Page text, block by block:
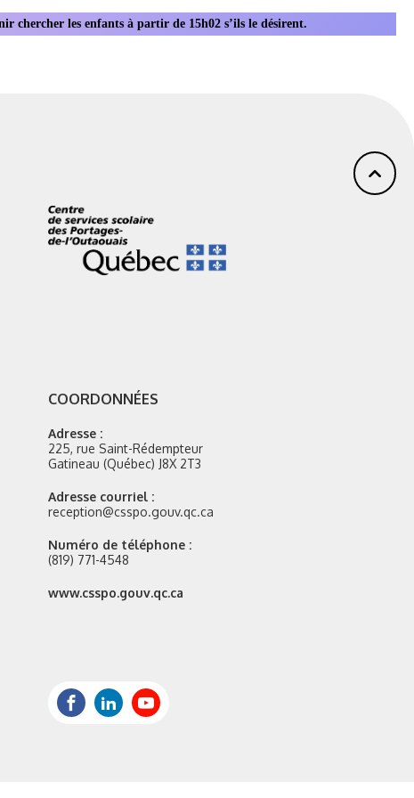
chercher les enfants à partir de 15h02 s’ils le désirent.
COORDONNÉES
Adresse :
225, rue Saint-Rédempteur
Gatineau (Québec) J8X 2T3
Adresse courriel :
reception@csspo.gouv.qc.ca
Numéro de téléphone :
(819) 771-4548
Site
www.csspo.gouv.qc.ca
FacebookLinkedInYoutube